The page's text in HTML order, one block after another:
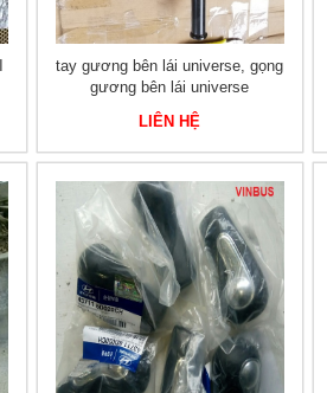
tay gương bên lái universe, gọng
gương bên lái universe
LIÊN HỆ